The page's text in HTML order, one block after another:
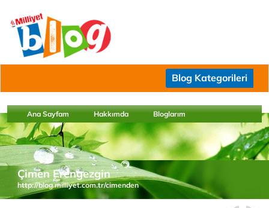
Blog Kategorileri
Ana Sayfam Hakkımda Bloglarım
Çimen Erengezgin
http://blog.milliyet.com.tr/cimenden